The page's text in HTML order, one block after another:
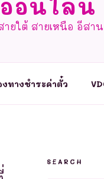
อนไลน์
ยใต้ สายเหนือ อีสาน
งทางชำระค่าตั๋ว
SEARCH